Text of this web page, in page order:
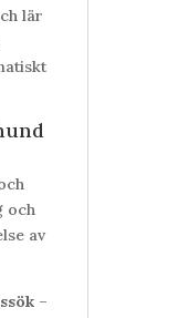
lär
och
av
–